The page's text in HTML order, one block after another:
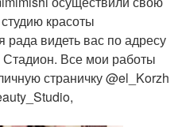
красоты
видеть вас по адресу
Стадион. Все мои работы
страничку @el_Korzh